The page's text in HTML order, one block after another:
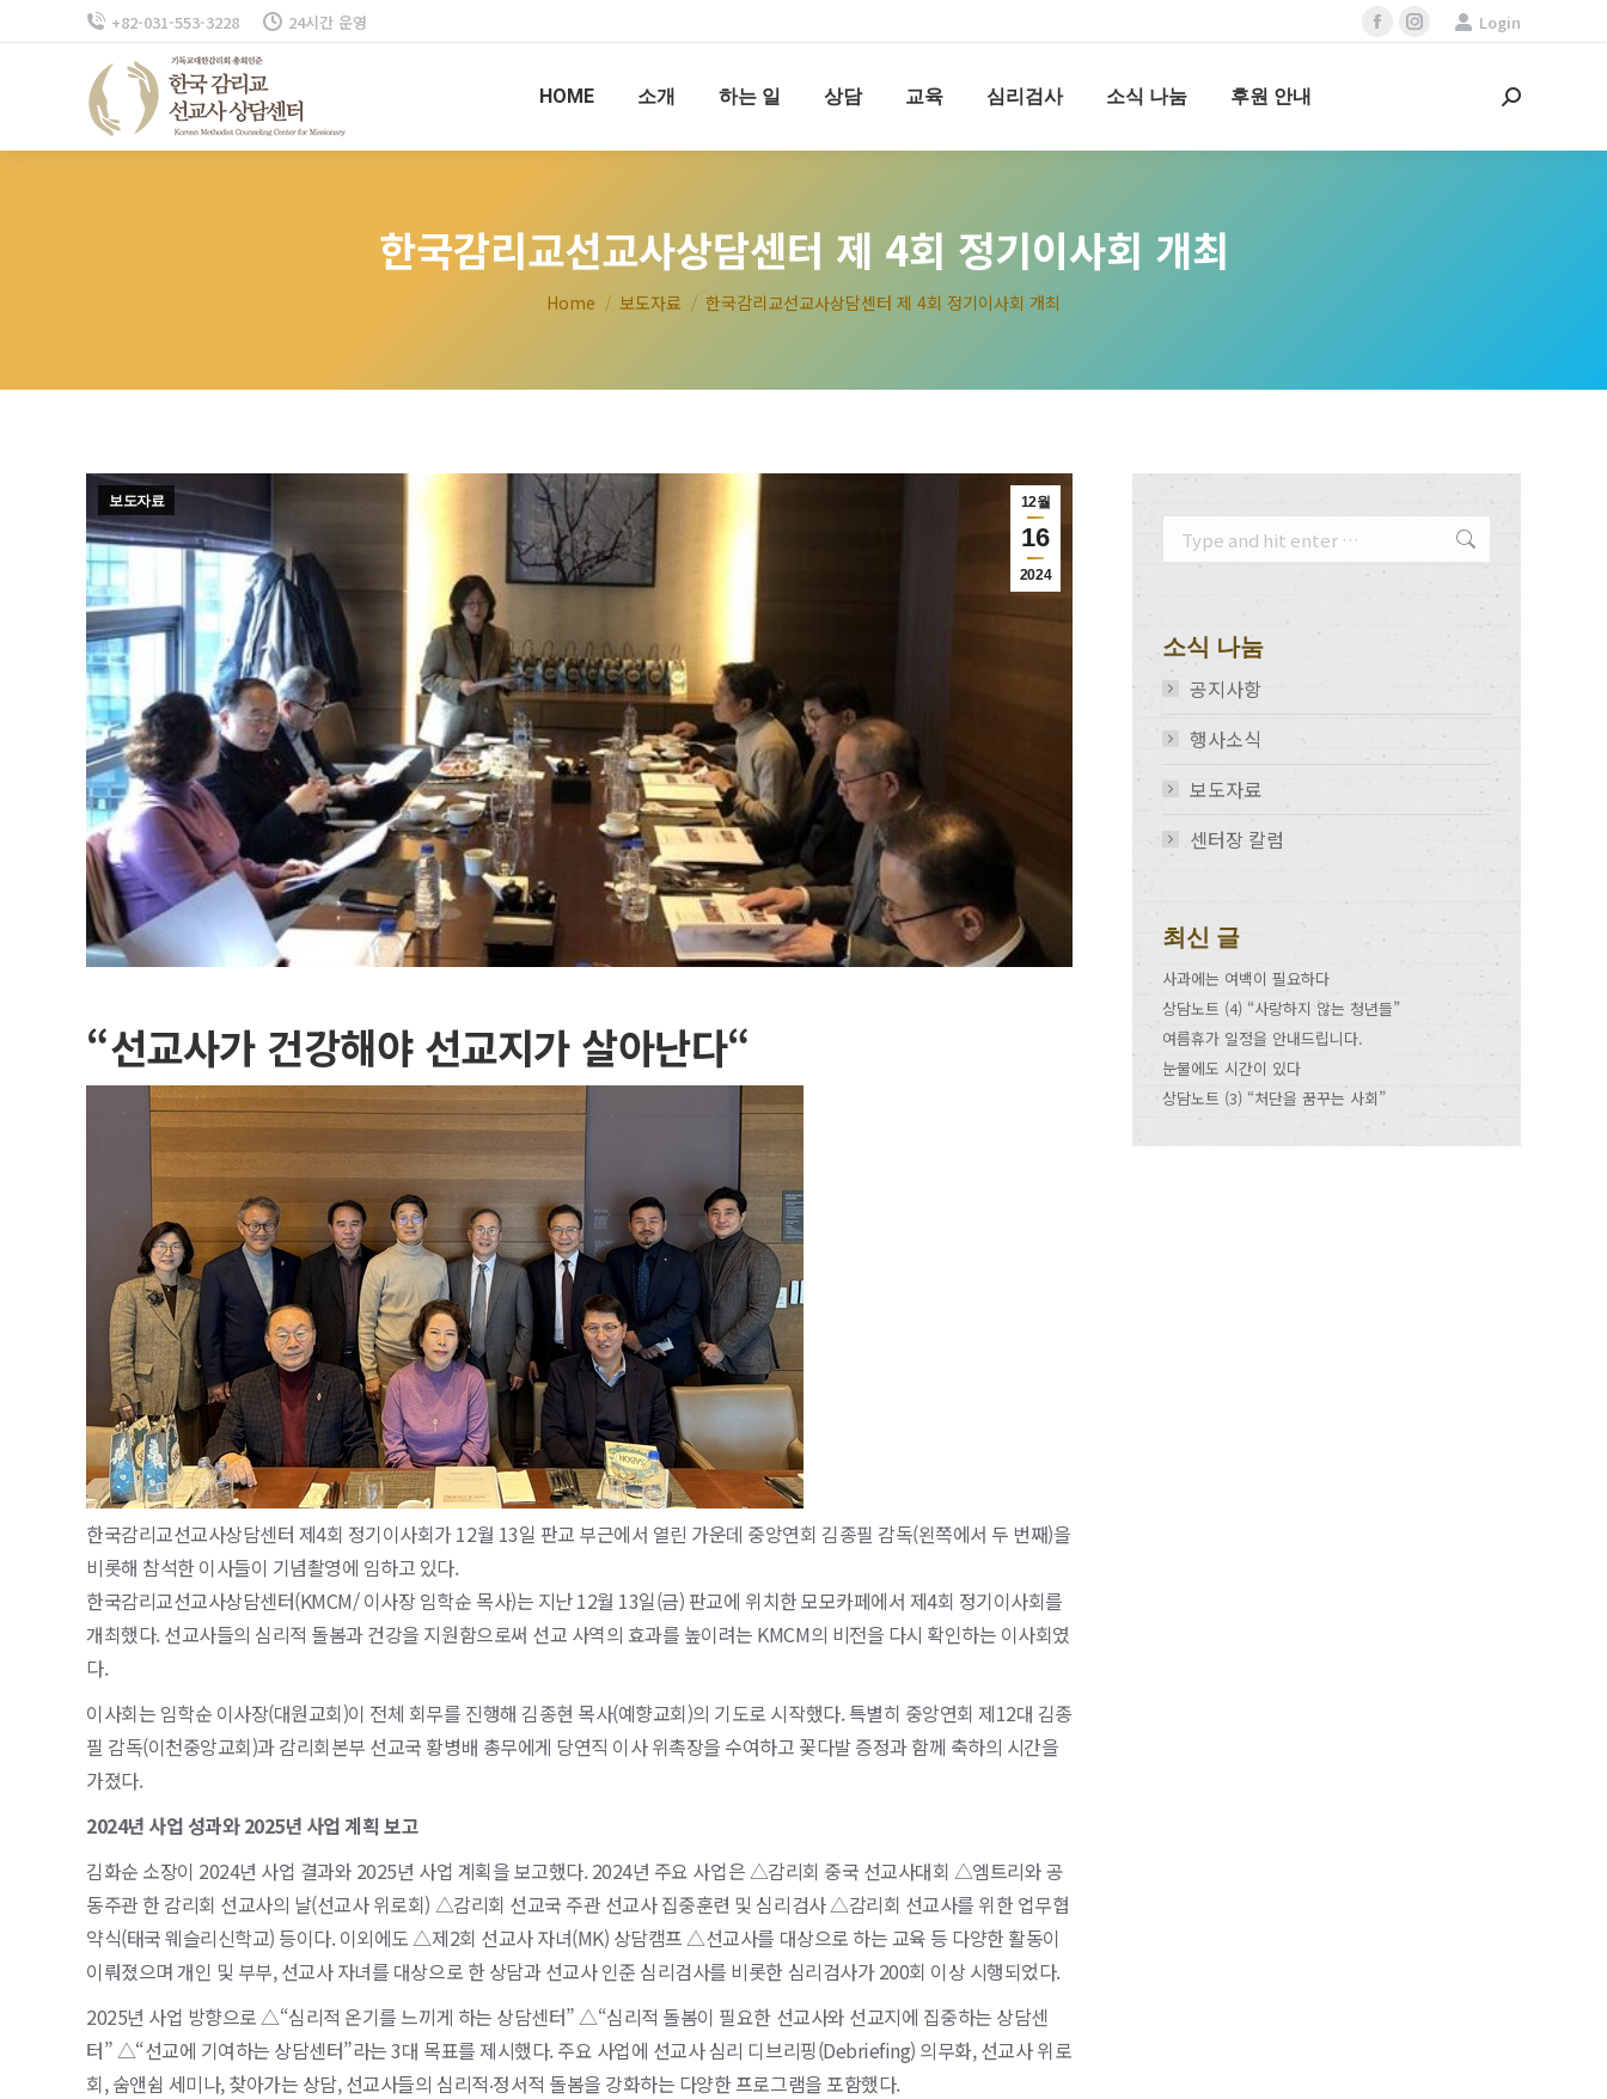
+82-031-553-3228 24시간 운영
Facebook
Instagram
Login
HOME 소개 하는 일 상담 교육 심리검사 소식 나눔 후원 안내 Search:
한국감리교선교사상담센터 제 4회 정기이사회 개최
You are here:
Home 보도자료 한국감리교선교사상담센터 제 4회 정기이사회 개최
12월
16
2024
보도자료
“선교사가 건강해야 선교지가 살아난다“
한국감리교선교사상담센터 제4회 정기이사회가 12월 13일 판교 부근에서 열린 가운데 중앙연회 김종필 감독(왼쪽에서 두 번째)을
비롯해 참석한 이사들이 기념촬영에 임하고 있다.
한국감리교선교사상담센터(KMCM/ 이사장 임학순 목사)는 지난 12월 13일(금) 판교에 위치한 모모카페에서 제4회 정기이사회를
개최했다. 선교사들의 심리적 돌봄과 건강을 지원함으로써 선교 사역의 효과를 높이려는 KMCM의 비전을 다시 확인하는 이사회였
다.
이사회는 임학순 이사장(대원교회)이 전체 회무를 진행해 김종현 목사(예향교회)의 기도로 시작했다. 특별히 중앙연회 제12대 김종
필 감독(이천중앙교회)과 감리회본부 선교국 황병배 총무에게 당연직 이사 위촉장을 수여하고 꽃다발 증정과 함께 축하의 시간을
가졌다.
2024년 사업 성과와 2025년 사업 계획 보고
김화순 소장이 2024년 사업 결과와 2025년 사업 계획을 보고했다. 2024년 주요 사업은 △감리회 중국 선교사대회 △엠트리와 공
동주관 한 감리회 선교사의 날(선교사 위로회) △감리회 선교국 주관 선교사 집중훈련 및 심리검사 △감리회 선교사를 위한 업무협
약식(태국 웨슬리신학교) 등이다. 이외에도 △제2회 선교사 자녀(MK) 상담캠프 △선교사를 대상으로 하는 교육 등 다양한 활동이
이뤄졌으며 개인 및 부부, 선교사 자녀를 대상으로 한 상담과 선교사 인준 심리검사를 비롯한 심리검사가 200회 이상 시행되었다.
2025년 사업 방향으로 △“심리적 온기를 느끼게 하는 상담센터” △“심리적 돌봄이 필요한 선교사와 선교지에 집중하는 상담센
터” △“선교에 기여하는 상담센터”라는 3대 목표를 제시했다. 주요 사업에 선교사 심리 디브리핑(Debriefing) 의무화, 선교사 위로
회, 숨앤쉼 세미나, 찾아가는 상담, 선교사들의 심리적‧정서적 돌봄을 강화하는 다양한 프로그램을 포함했다.
소식 나눔
공지사항
행사소식
보도자료
센터장 칼럼
최신 글
사과에는 여백이 필요하다
상담노트 (4) “사랑하지 않는 청년들”
여름휴가 일정을 안내드립니다.
눈물에도 시간이 있다
상담노트 (3) “처단을 꿈꾸는 사회”